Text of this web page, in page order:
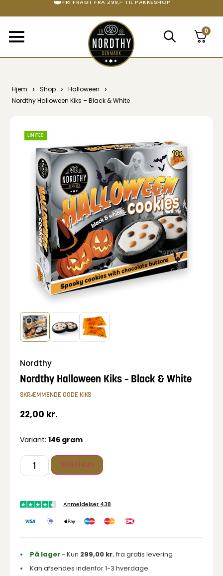
0
Hjem › Shop › Halloween ›
Nordthy Halloween Kiks – Black & White
LIMITED
Nordthy
Nordthy Halloween Kiks – Black & White
SKRÆMMENDE GODE KIKS
22,00 kr.
Variant:146 gram
Tilføj til kurv
Anmeldelser 438
På lager- Kun 299,00 kr.fra gratis levering
Kan afsendes indenfor 1-3 hverdage